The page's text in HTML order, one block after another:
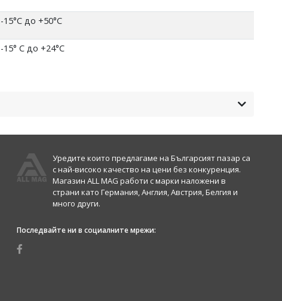
-15°С до +50°С
-15° C до +24°С
Уредите които предлагаме на Българсият пазар са
с най-високо качество на цени без конкуренция.
Магазин ALL MAG работи с марки наложени в
страни като Германия, Англия, Австрия, Белгия и
много други.
Последвайте ни в социалните мрежи: